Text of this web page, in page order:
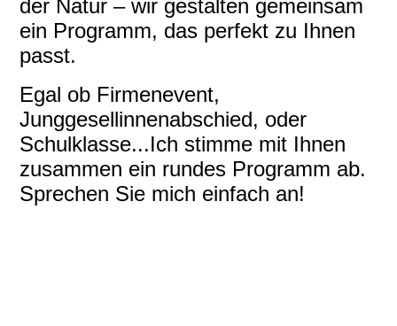
der Natur – wir gestalten gemeinsam
ein Programm, das perfekt zu Ihnen
passt.
Egal ob Firmenevent,
Junggesellinnenabschied, oder
Schulklasse...Ich stimme mit Ihnen
zusammen ein rundes Programm ab.
Sprechen Sie mich einfach an!